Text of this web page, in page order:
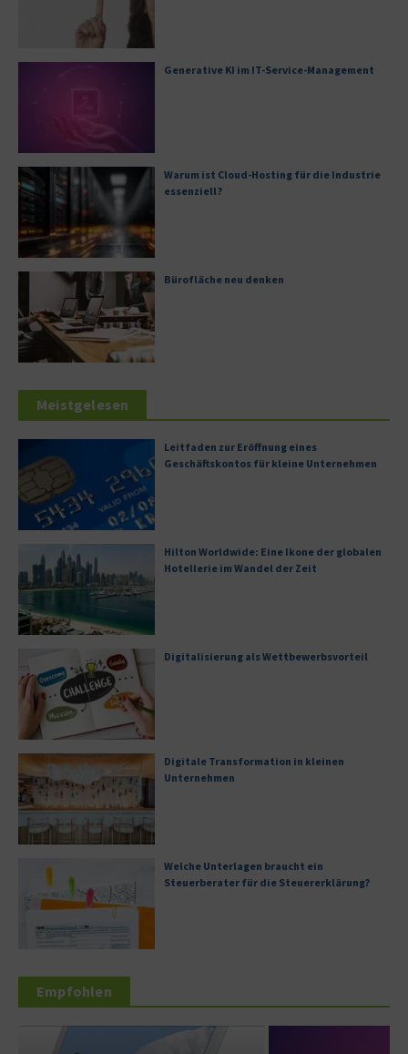
Generative KI im IT-Service-Management
Warum ist Cloud-Hosting für die Industrie
essenziell?
Bürofläche neu denken
Meistgelesen
Leitfaden zur Eröffnung eines
Geschäftskontos für kleine Unternehmen
Hilton Worldwide: Eine Ikone der globalen
Hotellerie im Wandel der Zeit
Digitalisierung als Wettbewerbsvorteil
Digitale Transformation in kleinen
Unternehmen
Welche Unterlagen braucht ein
Steuerberater für die Steuererklärung?
Empfohlen